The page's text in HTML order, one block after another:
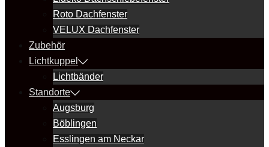
Roto Dachfenster
VELUX Dachfenster
Zubehör
Lichtkuppel
Lichtbänder
Standorte
Augsburg
Böblingen
Esslingen am Neckar